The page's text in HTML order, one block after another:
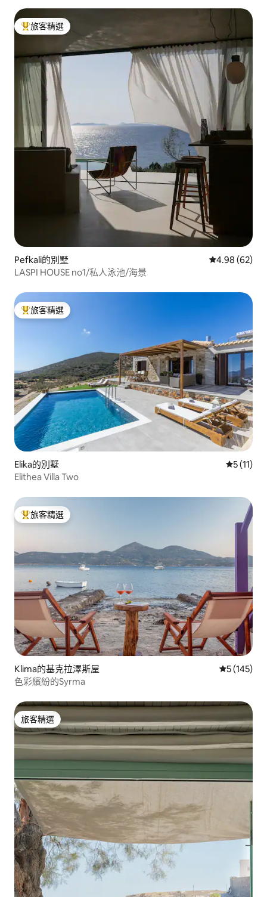
旅客精選榜首
旅客精選
Pefkali的別墅 從 62 則評價
4.98 (62)
LASPI HOUSE no1/私人泳池/海景
旅客精選榜首
旅客精選
Elika的別墅 從 11 則
5 (11)
Elithea Villa Two
旅客精選榜首
旅客精選
Klima的基克拉澤斯屋 從 145 則
5 (145)
色彩繽紛的Syrma
旅客精選
旅客精選